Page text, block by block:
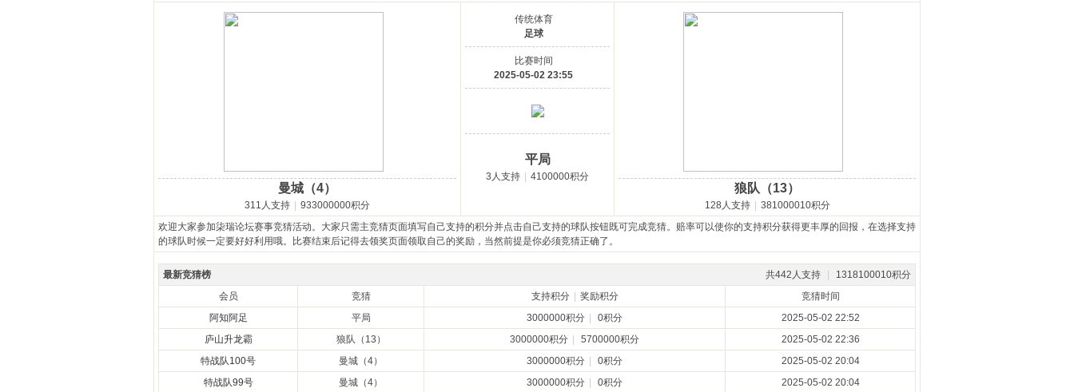
曼城（4）
311人支持 933000000积分
传统体育
足球
比赛时间
2025-05-02 23:55
平局
3人支持 4100000积分
狼队（13）
128人支持
381000010积分
欢迎大家参加柒瑞论坛赛事竞猜活动。大家只需主竞猜页面填写自己支持的积分并点击自己支持的球队按钮既可完成竞猜。赔率可以使你的支持积分获得更丰厚的回报，在选择支持
的球队时候一定要好好利用哦。比赛结束后记得去领奖页面领取自己的奖励，当然前提是你必须竞猜正确了。
共442人支持 1318100010积分
最新竞猜榜
会员
竞猜 支持积分 奖励积分
竞猜时间
阿知阿足
平局 3000000积分 0积分
2025-05-02 22:52
庐山升龙霸
狼队（13） 3000000积分 5700000积分
2025-05-02 22:36
特战队100号
曼城（4） 3000000积分 0积分
2025-05-02 20:04
特战队99号
曼城（4） 3000000积分 0积分
2025-05-02 20:04